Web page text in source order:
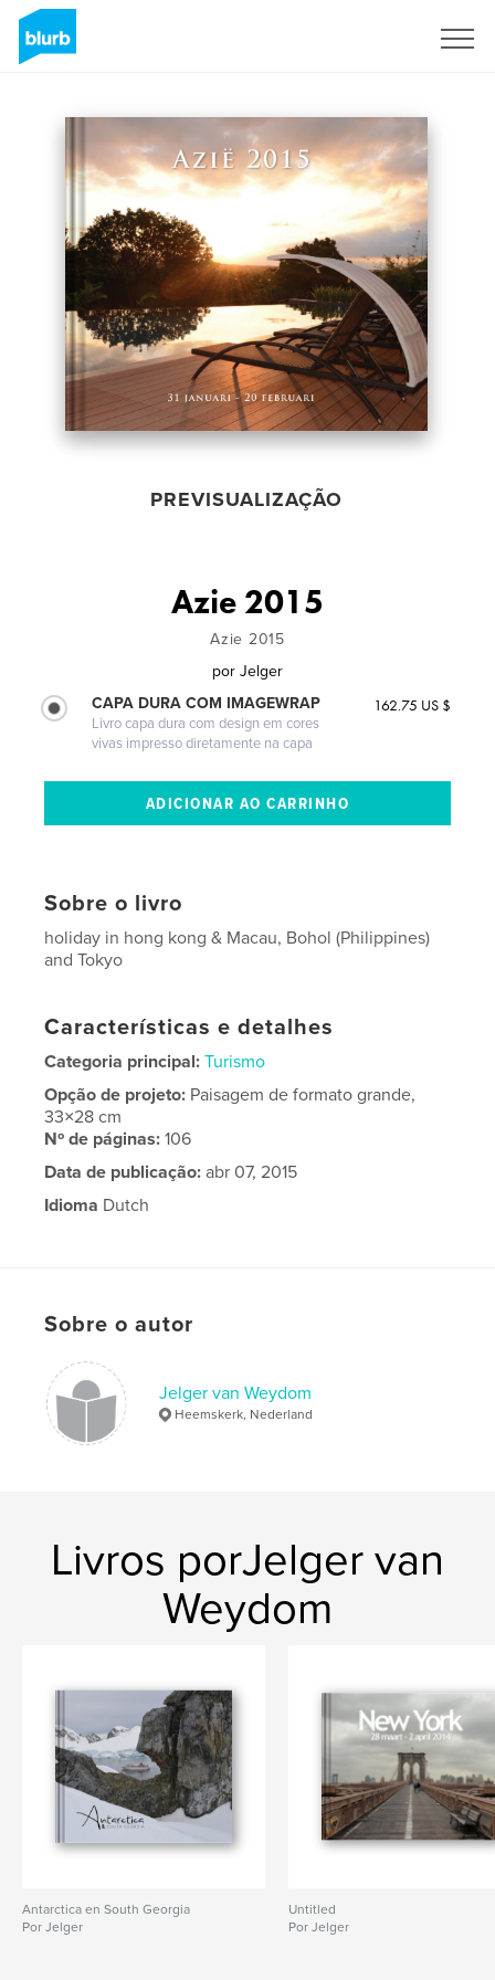
PREVISUALIZAÇÃO
Azie 2015
Azie 2015
por Jelger
CAPA DURA COM IMAGEWRAP
Livro capa dura com design em cores
vivas impresso diretamente na capa
162.75 US $
Sobre o livro
holiday in hong kong & Macau, Bohol (Philippines)
and Tokyo
Características e detalhes
Categoria principal: Turismo
Opção de projeto: Paisagem de formato grande,
33×28 cm
Nº de páginas:106
Data de publicação: abr 07, 2015
Idioma Dutch
Sobre o autor
Jelger van Weydom
Heemskerk, Nederland
Livros porJelger van
Weydom
Antarctica en South Georgia
Por Jelger
Untitled
Por Jelger